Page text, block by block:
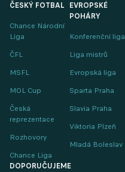
ČESKÝ FOTBAL
Chance Národní
Liga
ČFL
MSFL
MOL Cup
Česká
reprezentace
Rozhovory
Chance Liga
EVROPSKÉ
POHÁRY
Konferenční liga
Liga mistrů
Evropská liga
Sparta Praha
Slavia Praha
Viktoria Plzeň
Mladá Boleslav
DOPORUČUJEME